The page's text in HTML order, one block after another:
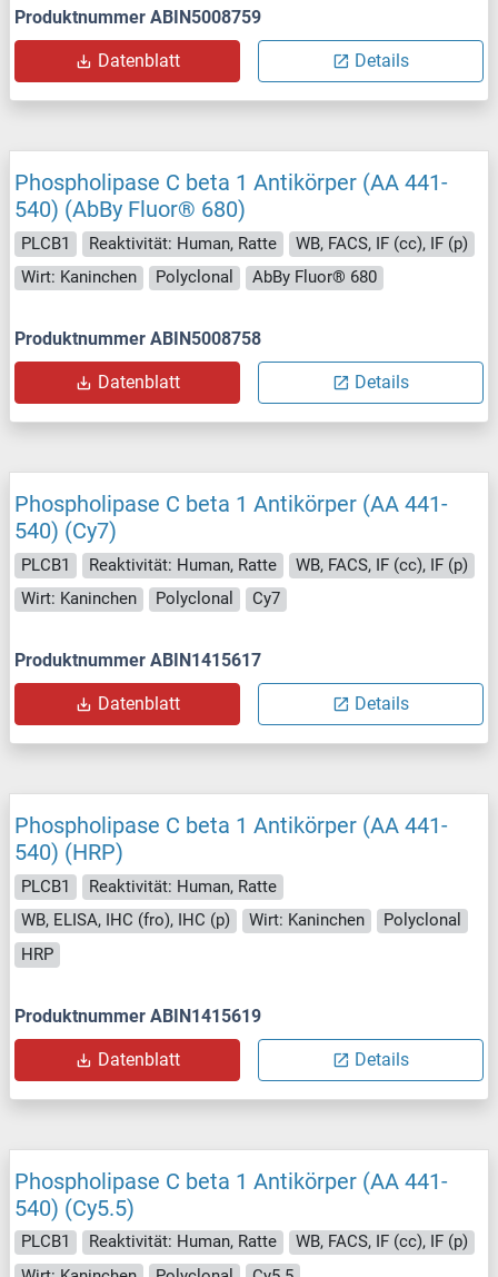
Produktnummer ABIN5008759
Datenblatt Details
Phospholipase C beta 1 Antikörper (AA 441-
540) (AbBy Fluor® 680)
PLCB1 Reaktivität: Human, Ratte
WB, FACS, IF (cc), IF (p)
Wirt: Kaninchen
Polyclonal AbBy Fluor® 680
Produktnummer ABIN5008758
Datenblatt Details
Phospholipase C beta 1 Antikörper (AA 441-
540) (Cy7)
PLCB1 Reaktivität: Human, Ratte
WB, FACS, IF (cc), IF (p)
Wirt: Kaninchen
Polyclonal Cy7
Produktnummer ABIN1415617
Datenblatt Details
Phospholipase C beta 1 Antikörper (AA 441-
540) (HRP)
PLCB1
Reaktivität: Human, Ratte
WB, ELISA, IHC (fro), IHC (p)
Wirt: Kaninchen
Polyclonal
HRP
Produktnummer ABIN1415619
Datenblatt Details
Phospholipase C beta 1 Antikörper (AA 441-
540) (Cy5.5)
PLCB1 Reaktivität: Human, Ratte
WB, FACS, IF (cc), IF (p)